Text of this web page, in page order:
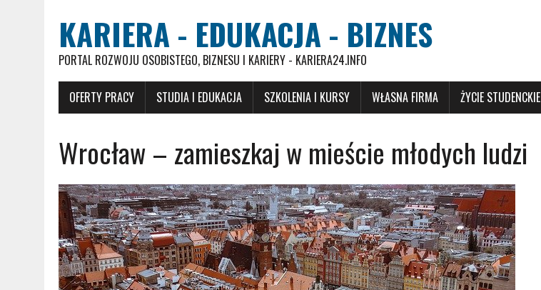
KARIERA - EDUKACJA - BIZNES
PORTAL ROZWOJU OSOBISTEGO, BIZNESU I KARIERY - KARIERA24.INFO
OFERTY PRACY STUDIA I EDUKACJA SZKOLENIA I KURSY WŁASNA FIRMA ŻYCIE STUDENCKIE
Wrocław – zamieszkaj w mieście młodych ludzi